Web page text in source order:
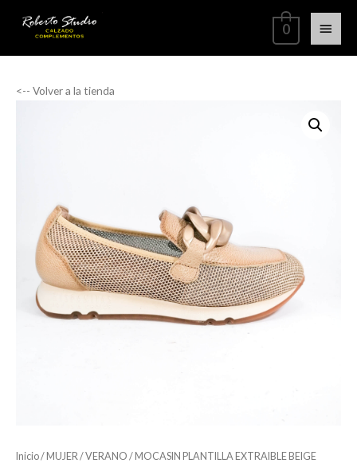
0
<-- Volver a la tienda
Inicio/ MUJER /VERANO / MOCASIN PLANTILLA EXTRAIBLE BEIGE